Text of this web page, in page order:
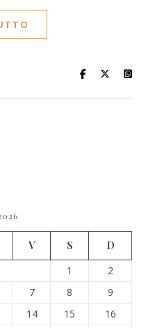
V S
D
1
2
7 8
9
14 15
16